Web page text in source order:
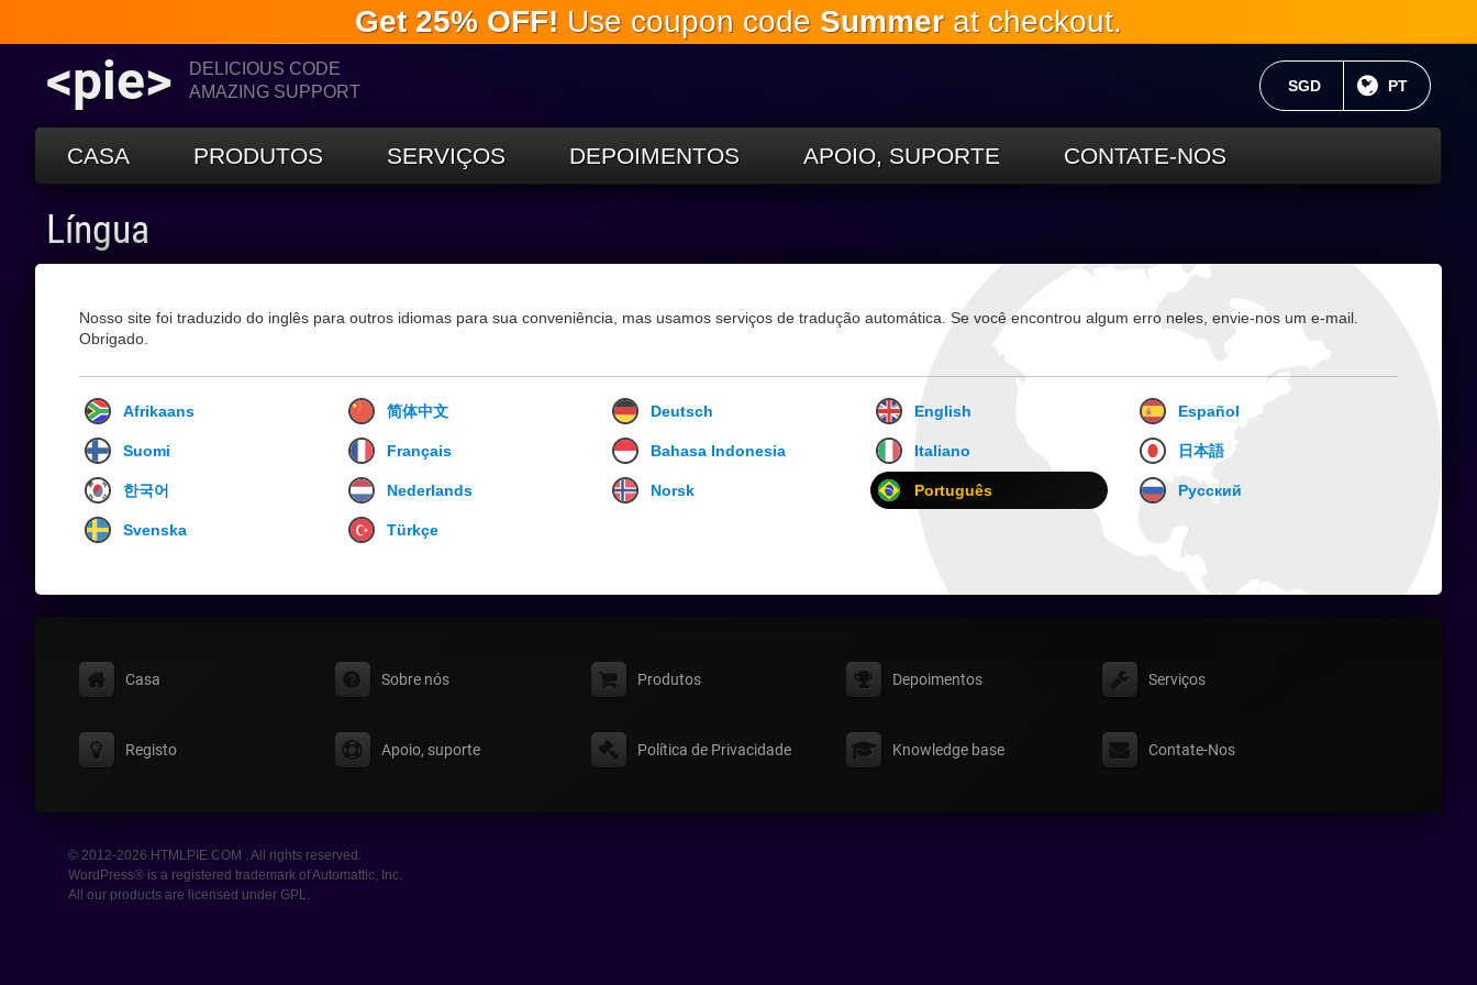
Ir para o
conteúdo
Get 25% OFF! Use coupon code Summerat checkout.
<pie>
DELICIOUS CODE
AMAZING SUPPORT
LÍNGUA
PT
MOEDA ATUAL:
SGD
CASA PRODUTOS SERVIÇOS DEPOIMENTOS APOIO, SUPORTE CONTATE-NOS
Língua
Nosso site foi traduzido do inglês para outros idiomas para sua conveniência, mas usamos serviços de tradução automática. Se você encontrou algum erro neles, envie-nos um e-mail.
Obrigado.
Afrikaans 简体中文 Deutsch English Español
Suomi Français Bahasa Indonesia Italiano 日本語
한국어 Nederlands Norsk Português Русский
Svenska Türkçe
Casa Sobre nós Produtos Depoimentos Serviços
Registo Apoio, suporte Política de Privacidade Knowledge base Contate-Nos
© 2012-2026 HTMLPIE.COM . All rights reserved.
WordPress® is a registered trademark of Automattic, Inc.
All our products are licensed under GPL.